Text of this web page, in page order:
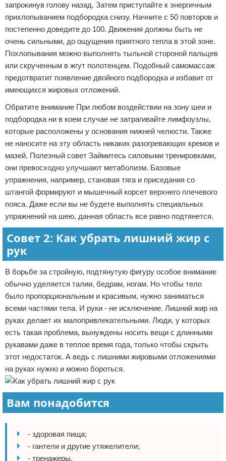
запрокинув голову назад. Затем приступайте к энергичным
прихлопыванием подбородка снизу. Начните с 50 повторов и
постепенно доведите до 100. Движения должны быть не
очень сильными, до ощущения приятного тепла в этой зоне.
Похлопывания можно выполнять тыльной стороной пальцев
или скрученным в жгут полотенцем. Подобный самомассаж
предотвратит появление двойного подбородка и избавит от
имеющихся жировых отложений.
Обратите внимание При любом воздействии на зону шеи и
подбородка ни в коем случае не затрагивайте лимфоузлы,
которые расположены у основания нижней челюсти. Также
не наносите на эту область никаких разогревающих кремов и
мазей. Полезный совет Займитесь силовыми тренировками,
они превосходно улучшают метаболизм. Базовые
упражнения, например, становая тяга и приседания со
штангой формируют и мышечный корсет верхнего плечевого
пояса. Даже если вы не будете выполнять специальных
упражнений на шею, данная область все равно подтянется.
Совет 2: Как убрать лишний жир с
рук
В борьбе за стройную, подтянутую фигуру особое внимание
обычно уделяется талии, бедрам, ногам. Но чтобы тело
было пропорциональным и красивым, нужно заниматься
всеми частями тела. И руки - не исключение. Лишний жир на
руках делает их малопривлекательными. Люди, у которых
есть такая проблема, вынуждены носить вещи с длинными
рукавами даже в теплое время года, только чтобы скрыть
этот недостаток. А ведь с лишними жировыми отложениями
на руках нужно и можно бороться.
Вам понадобится
- здоровая пища;
- гантели и другие утяжелители;
- тренажеры.